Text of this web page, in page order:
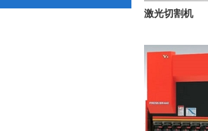
激光切割机